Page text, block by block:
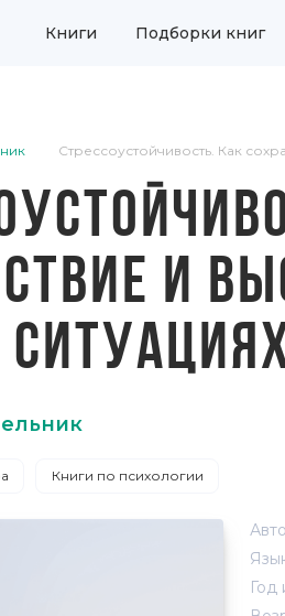
Книги Подборки книг
Стрессоустойчивость. Как
И
Книги по психологии
Год